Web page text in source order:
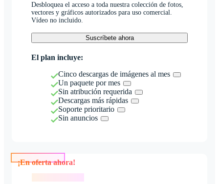
Desbloquea el acceso a toda nuestra colección de fotos,
vectores y gráficos autorizados para uso comercial.
Vídeo no incluido.
Suscríbete ahora
El plan incluye:
Cinco descargas de imágenes al mes
Un paquete por mes
Sin atribución requerida
Descargas más rápidas
Soporte prioritario
Sin anuncios